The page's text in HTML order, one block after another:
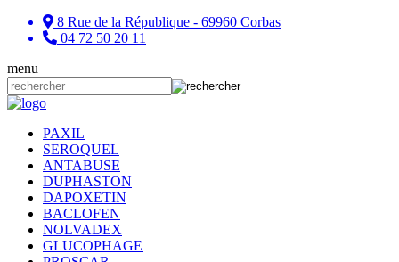
8 Rue de la République - 69960 Corbas
04 72 50 20 11
menu
PAXIL
SEROQUEL
ANTABUSE
DUPHASTON
DAPOXETIN
BACLOFEN
NOLVADEX
GLUCOPHAGE